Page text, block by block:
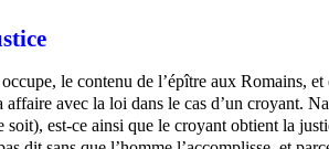
le contenu de l’épître aux Romains,
avec la loi dans le cas d’un croyant.
est-ce ainsi que le croyant obtient la